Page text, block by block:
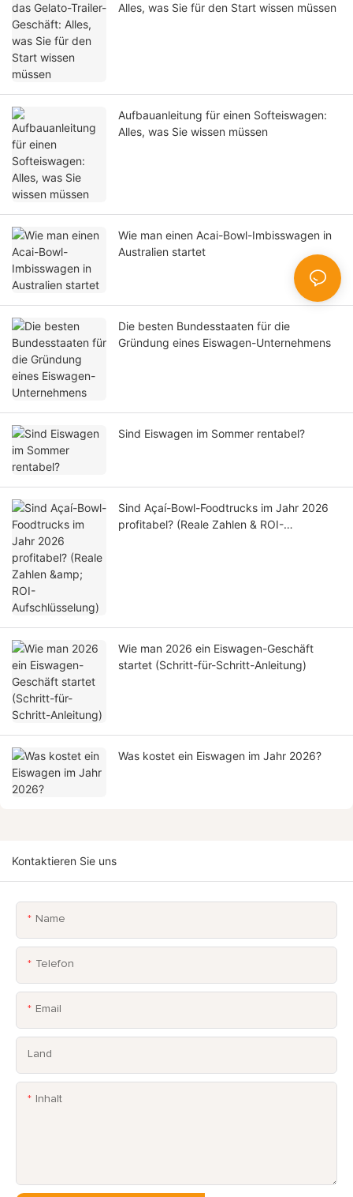
Alles, was Sie für den Start wissen müssen
Aufbauanleitung für einen Softeiswagen:
Alles, was Sie wissen müssen
Wie man einen Acai-Bowl-Imbisswagen in
Australien startet
Die besten Bundesstaaten für die
Gründung eines Eiswagen-Unternehmens
Sind Eiswagen im Sommer rentabel?
Sind Açaí-Bowl-Foodtrucks im Jahr 2026
profitabel? (Reale Zahlen & ROI-
Wie man 2026 ein Eiswagen-Geschäft
startet (Schritt-für-Schritt-Anleitung)
Was kostet ein Eiswagen im Jahr 2026?
Kontaktieren Sie uns
Name
Telefon
Email
Land
Inhalt